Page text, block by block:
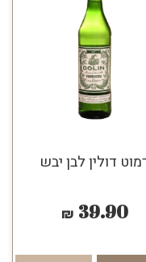
דולין לבן יבש
39.90
₪